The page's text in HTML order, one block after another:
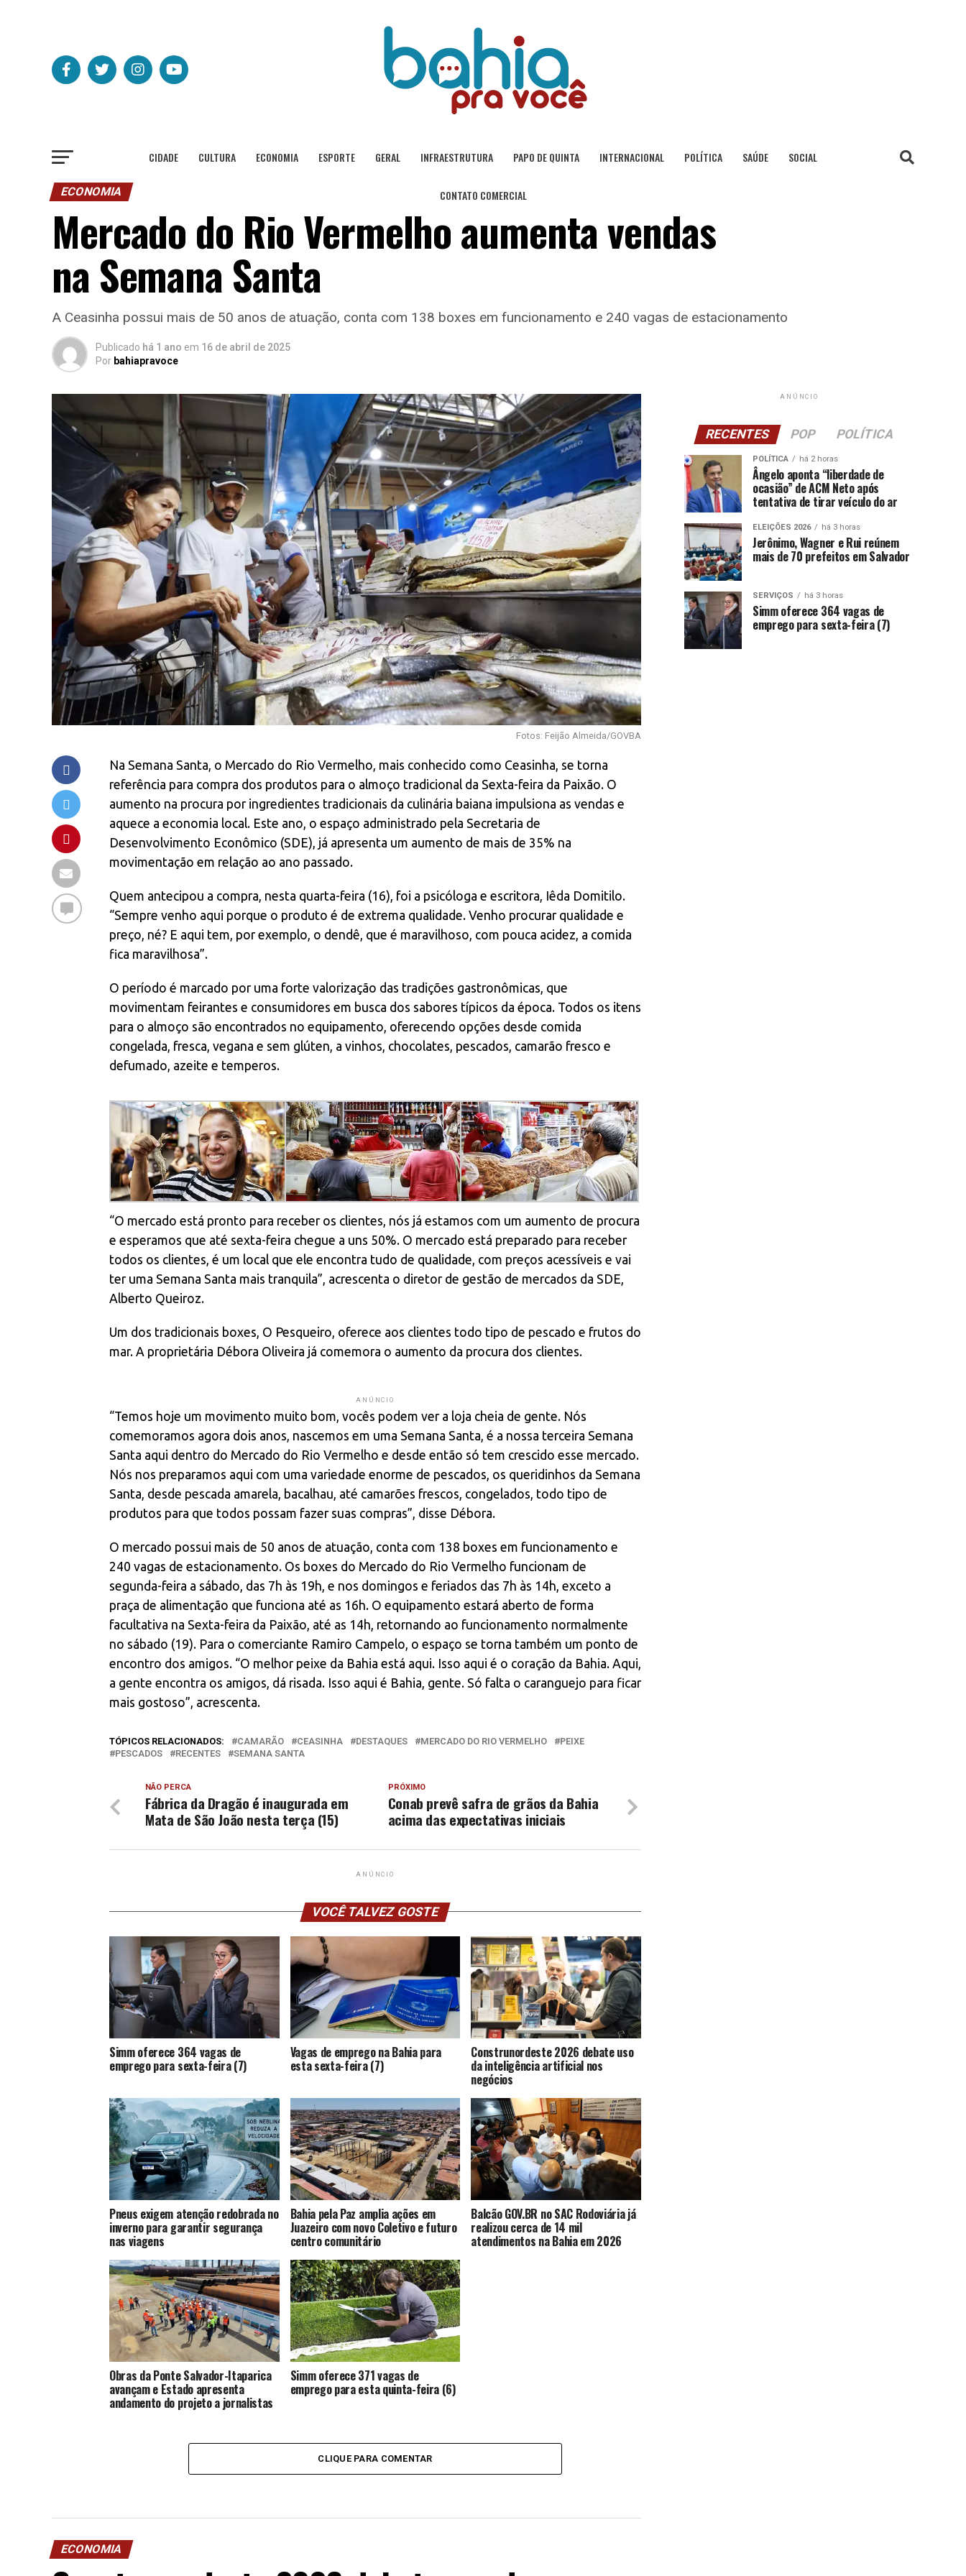
CIDADE CULTURA ECONOMIA ESPORTE GERAL INFRAESTRUTURA PAPO DE QUINTA INTERNACIONAL POLÍTICA SAÚDE SOCIAL
CONTATO COMERCIAL
ECONOMIA
Mercado do Rio Vermelho aumenta vendas
na Semana Santa
A Ceasinha possui mais de 50 anos de atuação, conta com 138 boxes em funcionamento e 240 vagas de estacionamento
Publicado há 1 ano em 16 de abril de 2025
Por bahiapravoce
Fotos: Feijão Almeida/GOVBA
Na Semana Santa, o Mercado do Rio Vermelho, mais conhecido como Ceasinha, se torna
referência para compra dos produtos para o almoço tradicional da Sexta-feira da Paixão. O
aumento na procura por ingredientes tradicionais da culinária baiana impulsiona as vendas e
aquece a economia local. Este ano, o espaço administrado pela Secretaria de
Desenvolvimento Econômico (SDE), já apresenta um aumento de mais de 35% na
movimentação em relação ao ano passado.
Quem antecipou a compra, nesta quarta-feira (16), foi a psicóloga e escritora, Iêda Domitilo.
“Sempre venho aqui porque o produto é de extrema qualidade. Venho procurar qualidade e
preço, né? E aqui tem, por exemplo, o dendê, que é maravilhoso, com pouca acidez, a comida
fica maravilhosa”.
O período é marcado por uma forte valorização das tradições gastronômicas, que
movimentam feirantes e consumidores em busca dos sabores típicos da época. Todos os itens
para o almoço são encontrados no equipamento, oferecendo opções desde comida
congelada, fresca, vegana e sem glúten, a vinhos, chocolates, pescados, camarão fresco e
defumado, azeite e temperos.
“O mercado está pronto para receber os clientes, nós já estamos com um aumento de procura
e esperamos que até sexta-feira chegue a uns 50%. O mercado está preparado para receber
todos os clientes, é um local que ele encontra tudo de qualidade, com preços acessíveis e vai
ter uma Semana Santa mais tranquila”, acrescenta o diretor de gestão de mercados da SDE,
Alberto Queiroz.
Um dos tradicionais boxes, O Pesqueiro, oferece aos clientes todo tipo de pescado e frutos do
mar. A proprietária Débora Oliveira já comemora o aumento da procura dos clientes.
ANÚNCIO
“Temos hoje um movimento muito bom, vocês podem ver a loja cheia de gente. Nós
comemoramos agora dois anos, nascemos em uma Semana Santa, é a nossa terceira Semana
Santa aqui dentro do Mercado do Rio Vermelho e desde então só tem crescido esse mercado.
Nós nos preparamos aqui com uma variedade enorme de pescados, os queridinhos da Semana
Santa, desde pescada amarela, bacalhau, até camarões frescos, congelados, todo tipo de
produtos para que todos possam fazer suas compras”, disse Débora.
O mercado possui mais de 50 anos de atuação, conta com 138 boxes em funcionamento e
240 vagas de estacionamento. Os boxes do Mercado do Rio Vermelho funcionam de
segunda-feira a sábado, das 7h às 19h, e nos domingos e feriados das 7h às 14h, exceto a
praça de alimentação que funciona até as 16h. O equipamento estará aberto de forma
facultativa na Sexta-feira da Paixão, até as 14h, retornando ao funcionamento normalmente
no sábado (19). Para o comerciante Ramiro Campelo, o espaço se torna também um ponto de
encontro dos amigos. “O melhor peixe da Bahia está aqui. Isso aqui é o coração da Bahia. Aqui,
a gente encontra os amigos, dá risada. Isso aqui é Bahia, gente. Só falta o caranguejo para ficar
mais gostoso”, acrescenta.
TÓPICOS RELACIONADOS: CAMARÃO CEASINHA DESTAQUES MERCADO DO RIO VERMELHO
PEIXE
PESCADOS
RECENTES SEMANA SANTA
PRÓXIMO
Conab prevê safra de grãos da Bahia
acima das expectativas iniciais
NÃO PERCA
Fábrica da Dragão é inaugurada em
Mata de São João nesta terça (15)
ANÚNCIO
VOCÊ TALVEZ GOSTE
Simm oferece 364 vagas de
emprego para sexta-feira (7)
Vagas de emprego na Bahia para
esta sexta-feira (7)
Construnordeste 2026 debate uso
da inteligência artificial nos
negócios
Pneus exigem atenção redobrada no
inverno para garantir segurança
nas viagens
Bahia pela Paz amplia ações em
Juazeiro com novo Coletivo e futuro
centro comunitário
Balcão GOV.BR no SAC Rodoviária já
realizou cerca de 14 mil
atendimentos na Bahia em 2026
Obras da Ponte Salvador-Itaparica
avançam e Estado apresenta
andamento do projeto a jornalistas
Simm oferece 371 vagas de
emprego para esta quinta-feira (6)
CLIQUE PARA COMENTAR
ECONOMIA
ANÚNCIO
RECENTES POP POLÍTICA
POLÍTICA há 2 horas
Ângelo aponta “liberdade de
ocasião” de ACM Neto após
tentativa de tirar veículo do ar
ELEIÇÕES 2026 há 3 horas
Jerônimo, Wagner e Rui reúnem
mais de 70 prefeitos em Salvador
SERVIÇOS há 3 horas
Simm oferece 364 vagas de
emprego para sexta-feira (7)